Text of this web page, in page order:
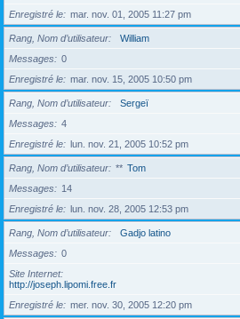
Enregistré le
mar. nov. 01, 2005 11:27 pm
Rang, Nom d’utilisateur
William
Messages
0
Enregistré le
mar. nov. 15, 2005 10:50 pm
Rang, Nom d’utilisateur
Sergeï
Messages
4
Enregistré le
lun. nov. 21, 2005 10:52 pm
Rang, Nom d’utilisateur ** Tom
Messages
14
Enregistré le
lun. nov. 28, 2005 12:53 pm
Rang, Nom d’utilisateur
Gadjo latino
Messages
0
Site Internet
http://joseph.lipomi.free.fr
Enregistré le
mer. nov. 30, 2005 12:20 pm